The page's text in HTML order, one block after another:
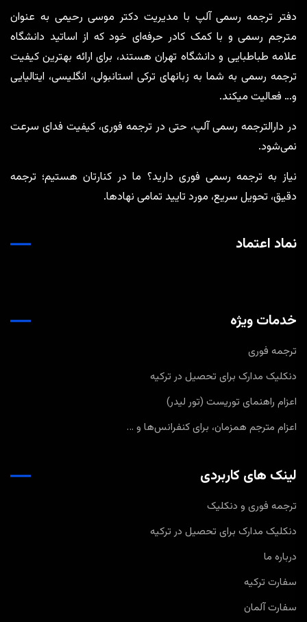
دفتر ترجمه رسمی آلپ با مدیریت دکتر موسی رحیمی به عنوان
مترجم رسمی و با کمک کادر حرفه‌ای خود که از اساتید دانشگاه
علامه طباطبایی و دانشگاه تهران هستند، برای ارائه بهترین کیفیت
ترجمه رسمی به شما به زبانهای ترکی استانبولی، انگلیسی، ایتالیایی
و… فعالیت میکند.
در دارالترجمه رسمی آلپ، حتی در ترجمه‌ فوری، کیفیت فدای سرعت
نمی‌شود.
نیاز به ترجمه رسمی فوری دارید؟ ما در کنارتان هستیم؛ ترجمه
دقیق، تحویل سریع، مورد تایید تمامی نهادها.
نماد اعتماد
خدمات ویژه
ترجمه فوری
دنکلیک مدارک برای تحصیل در ترکیه
اعزام راهنمای توریست (تور لیدر)
اعزام مترجم همزمان، برای کنفرانس‌ها و …
لینک های کاربردی
ترجمه فوری و دنکلیک
دنکلیک مدارک برای تحصیل در ترکیه
درباره ما
سفارت ترکیه
سفارت آلمان